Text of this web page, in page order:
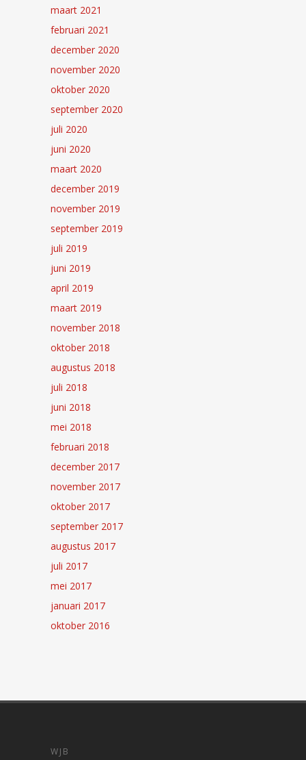
maart 2021
februari 2021
december 2020
november 2020
oktober 2020
september 2020
juli 2020
juni 2020
maart 2020
december 2019
november 2019
september 2019
juli 2019
juni 2019
april 2019
maart 2019
november 2018
oktober 2018
augustus 2018
juli 2018
juni 2018
mei 2018
februari 2018
december 2017
november 2017
oktober 2017
september 2017
augustus 2017
juli 2017
mei 2017
januari 2017
oktober 2016
WJB